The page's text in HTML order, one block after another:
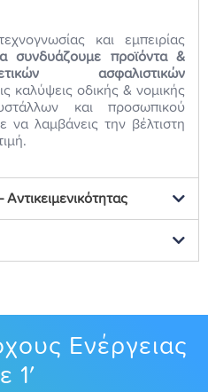
και εμπειρίας
συνδυάζουμε προϊόντα &
ασφαλιστικών
καλύψεις οδικής & νομικής
και προσωπικού
λαμβάνεις την βέλτιστη
Ενέργειας
1′